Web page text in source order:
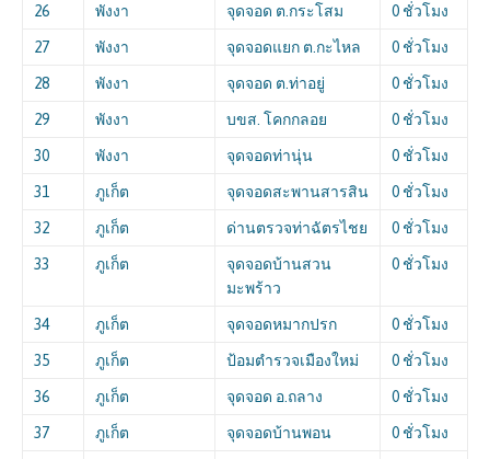
26 พังงา จุดจอด ต.กระโสม 0 ชั่วโมง
27 พังงา จุดจอดแยก ต.กะไหล 0 ชั่วโมง
28 พังงา จุดจอด ต.ท่าอยู่ 0 ชั่วโมง
29 พังงา บขส. โคกกลอย 0 ชั่วโมง
30 พังงา จุดจอดท่านุ่น 0 ชั่วโมง
31 ภูเก็ต จุดจอดสะพานสารสิน 0 ชั่วโมง
32 ภูเก็ต ด่านตรวจท่าฉัตรไชย 0 ชั่วโมง
33 ภูเก็ต
จุดจอดบ้านสวน
มะพร้าว
0 ชั่วโมง
34 ภูเก็ต จุดจอดหมากปรก 0 ชั่วโมง
35 ภูเก็ต ป้อมตำรวจเมืองใหม่ 0 ชั่วโมง
36 ภูเก็ต จุดจอด อ.ถลาง 0 ชั่วโมง
37 ภูเก็ต จุดจอดบ้านพอน 0 ชั่วโมง